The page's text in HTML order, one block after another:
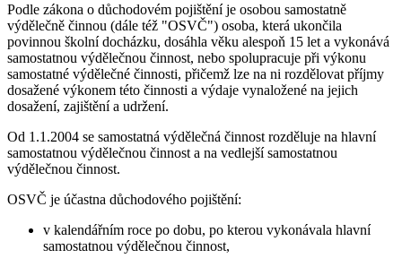
Podle zákona o důchodovém pojištění je osobou samostatně
výdělečně činnou (dále též "OSVČ") osoba, která ukončila
povinnou školní docházku, dosáhla věku alespoň 15 let a vykonává
samostatnou výdělečnou činnost, nebo spolupracuje při výkonu
samostatné výdělečné činnosti, přičemž lze na ni rozdělovat příjmy
dosažené výkonem této činnosti a výdaje vynaložené na jejich
dosažení, zajištění a udržení.
Od 1.1.2004 se samostatná výdělečná činnost rozděluje na hlavní
samostatnou výdělečnou činnost a na vedlejší samostatnou
výdělečnou činnost.
OSVČ je účastna důchodového pojištění:
v kalendářním roce po dobu, po kterou vykonávala hlavní
samostatnou výdělečnou činnost,